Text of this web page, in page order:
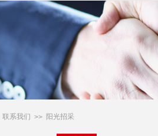
联系我们 >> 阳光招采